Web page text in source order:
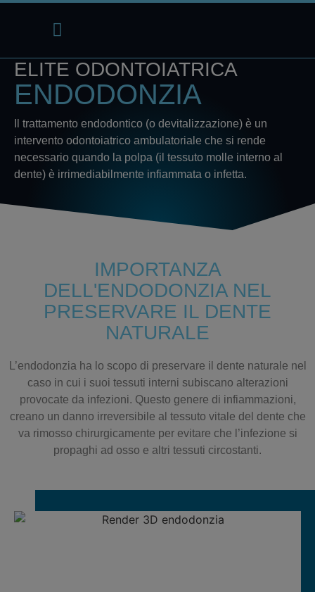
ELITE ODONTOIATRICA
ENDODONZIA
Il trattamento endodontico (o devitalizzazione) è un
intervento odontoiatrico ambulatoriale che si rende
necessario quando la polpa (il tessuto molle interno al
dente) è irrimediabilmente infiammata o infetta.
IMPORTANZA
DELL'ENDODONZIA NEL
PRESERVARE IL DENTE
NATURALE
L’endodonzia ha lo scopo di preservare il dente naturale nel
caso in cui i suoi tessuti interni subiscano alterazioni
provocate da infezioni. Questo genere di infiammazioni,
creano un danno irreversibile al tessuto vitale del dente che
va rimosso chirurgicamente per evitare che l’infezione si
propaghi ad osso e altri tessuti circostanti.